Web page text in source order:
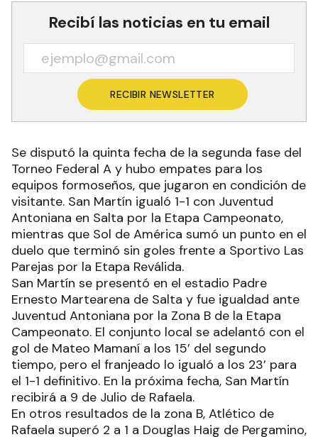
Recibí las noticias en tu email
RECIBIR NEWSLETTER
Se disputó la quinta fecha de la segunda fase del
Torneo Federal A y hubo empates para los
equipos formoseños, que jugaron en condición de
visitante. San Martín igualó 1-1 con Juventud
Antoniana en Salta por la Etapa Campeonato,
mientras que Sol de América sumó un punto en el
duelo que terminó sin goles frente a Sportivo Las
Parejas por la Etapa Reválida.
San Martín se presentó en el estadio Padre
Ernesto Martearena de Salta y fue igualdad ante
Juventud Antoniana por la Zona B de la Etapa
Campeonato. El conjunto local se adelantó con el
gol de Mateo Mamaní a los 15’ del segundo
tiempo, pero el franjeado lo igualó a los 23’ para
el 1-1 definitivo. En la próxima fecha, San Martín
recibirá a 9 de Julio de Rafaela.
En otros resultados de la zona B, Atlético de
Rafaela superó 2 a 1 a Douglas Haig de Pergamino,